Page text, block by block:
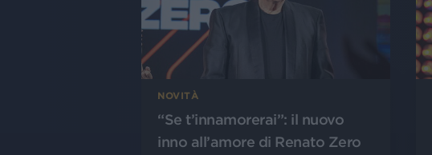
NOVITÀ
“Se t’innamorerai”: il nuovo
inno all’amore di Renato Zero